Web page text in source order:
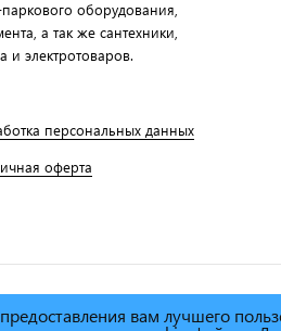
оборудования,
а так же сантехники,
и электротоваров.
персональных данных
оферта
дом Снабженец" 1995г. -
вам лучшего